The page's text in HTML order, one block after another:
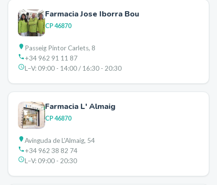
Farmacia Jose Iborra Bou
CP46870
Passeig Pintor Carlets, 8
+34 962 91 11 87
L–V:09:00 - 14:00 / 16:30 - 20:30
Farmacia L' Almaig
CP46870
Avinguda de L'Almaig, 54
+34 962 38 82 74
L–V:09:00 - 20:30